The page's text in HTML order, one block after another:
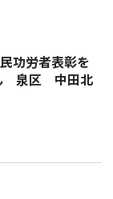
功労者表彰を
泉区 中田北